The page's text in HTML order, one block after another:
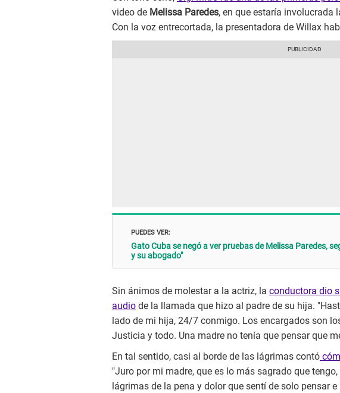
video de Melissa Paredes, en que estaría involucrada
Con la voz entrecortada, la presentadora de Willax
PUEDES VER:
Gato Cuba se negó a ver pruebas de Melissa Paredes,
y su abogado"
Sin ánimos de molestar a la actriz, la conductora dio
audio de la llamada que hizo al padre de su hija.
lado de mi hija, 24/7 conmigo. Los encargados son
Justicia y todo. Una madre no tenía que pensar que
En tal sentido, casi al borde de las lágrimas contó
"Juro por mi madre, que es lo más sagrado que
lágrimas de la pena y dolor que sentí de solo pensar